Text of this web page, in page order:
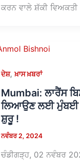
ਕਰਨ ਵਾਲੇ ਸ਼ੱਕੀ ਵਿਅਕਤੀ
ਦੇਸ਼,ਖ਼ਾਸ ਖ਼ਬਰਾਂ
Mumbai: ਲਾਰੈਂਸ
ਲਿਆਉਣ ਲਈ ਮੁੰਬਈ
ਸ਼ੁਰੂ !
ਨਵੰਬਰ 2, 2024
ਚੰਡੀਗੜ੍ਹ, 02 ਨਵੰਬਰ